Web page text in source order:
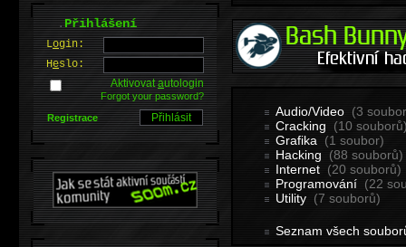
Audio/Video (3
Cracking
(10
Grafika (1 soubor)
Hacking
(88 souborů)
Internet (20 souborů)
Programování (22
Utility (7 souborů)
Seznam všech
.Přihlášení
Login:
Heslo:
Aktivovatautologin
Forgot your password?
Registrace